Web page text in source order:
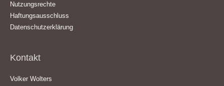
Nutzungsrechte
Haftungsausschluss
Datenschutzerklärung
Kontakt
Volker Wolters